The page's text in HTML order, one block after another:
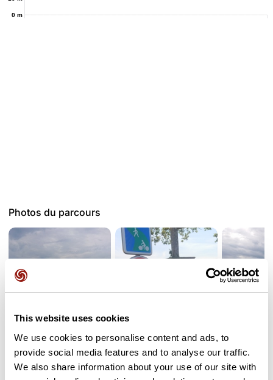
This website uses cookies
We use cookies to personalise content and ads, to
provide social media features and to analyse our traffic.
We also share information about your use of our site with
0 m
Photos du parcours
Avis des utilisateurs